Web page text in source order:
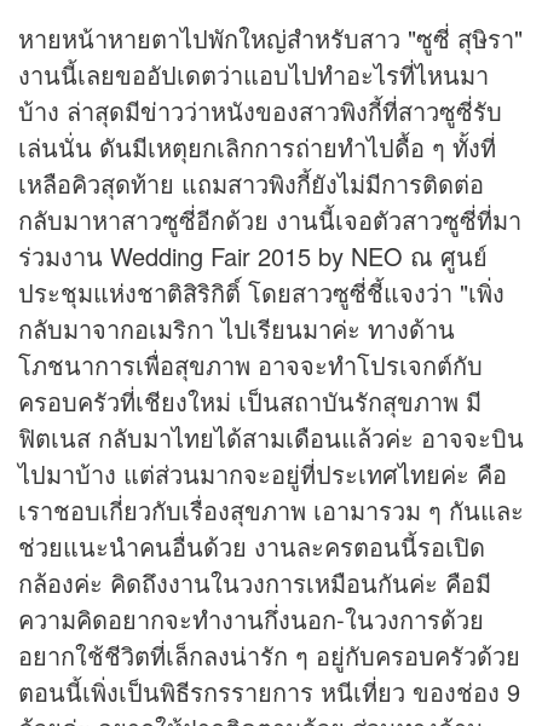
หายหน้าหายตาไปพักใหญ่สำหรับสาว "ซูซี่ สุษิรา"
งานนี้เลยขออัปเดตว่าแอบไปทำอะไรที่ไหนมา
บ้าง ล่าสุดมีข่าวว่าหนังของสาวพิงกี้ที่สาวซูซี่รับ
เล่นนั่น ดันมีเหตุยกเลิกการถ่ายทำไปดื้อ ๆ ทั้งที่
เหลือคิวสุดท้าย แถมสาวพิงกี้ยังไม่มีการติดต่อ
กลับมาหาสาวซูซี่อีกด้วย งานนี้เจอตัวสาวซูซี่ที่มา
ร่วมงาน Wedding Fair 2015 by NEO ณ ศูนย์
ประชุมแห่งชาติสิริกิติ์ โดยสาวซูซี่ชี้แจงว่า "เพิ่ง
กลับมาจากอเมริกา ไปเรียนมาค่ะ ทางด้าน
โภชนาการเพื่อสุขภาพ อาจจะทำโปรเจกต์กับ
ครอบครัวที่เชียงใหม่ เป็นสถาบันรักสุขภาพ มี
ฟิตเนส กลับมาไทยได้สามเดือนแล้วค่ะ อาจจะบิน
ไปมาบ้าง แต่ส่วนมากจะอยู่ที่ประเทศไทยค่ะ คือ
เราชอบเกี่ยวกับเรื่องสุขภาพ เอามารวม ๆ กันและ
ช่วยแนะนำคนอื่นด้วย งานละครตอนนี้รอเปิด
กล้องค่ะ คิดถึงงานในวงการเหมือนกันค่ะ คือมี
ความคิดอยากจะทำงานกึ่งนอก-ในวงการด้วย
อยากใช้ชีวิตที่เล็กลงน่ารัก ๆ อยู่กับครอบครัวด้วย
ตอนนี้เพิ่งเป็นพิธีรกรรายการ หนีเที่ยว ของช่อง 9